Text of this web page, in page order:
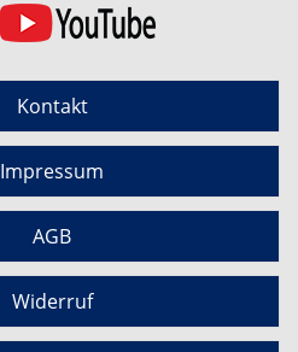
Kontakt
Impressum
AGB
Widerruf